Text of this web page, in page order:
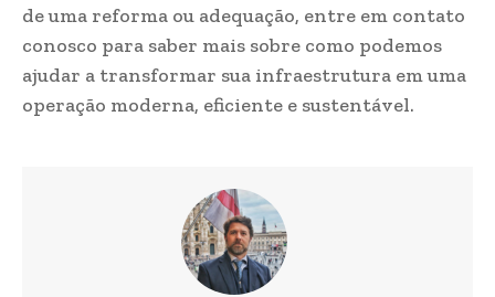
de uma reforma ou adequação, entre em contato
conosco para saber mais sobre como podemos
ajudar a transformar sua infraestrutura em uma
operação moderna, eficiente e sustentável.